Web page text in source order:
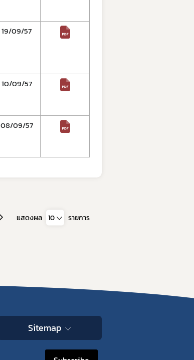
19/09/57
10/09/57
08/09/57
แสดงผล 10 รายการ
Sitemap